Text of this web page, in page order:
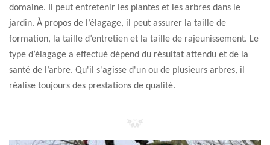
domaine. Il peut entretenir les plantes et les arbres dans le
jardin. À propos de l’élagage, il peut assurer la taille de
formation, la taille d’entretien et la taille de rajeunissement. Le
type d’élagage a effectué dépend du résultat attendu et de la
santé de l’arbre. Qu'il s'agisse d'un ou de plusieurs arbres, il
réalise toujours des prestations de qualité.